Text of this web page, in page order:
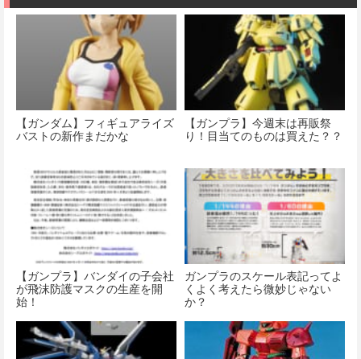
【ガンダム】フィギュアライズ
バストの新作まだかな
【ガンプラ】今週末は再販祭
り！目当てのものは買えた？？
【ガンプラ】バンダイの子会社
が飛沫防護マスクの生産を開
始！
ガンプラのスケール表記ってよ
くよく考えたら微妙じゃない
か？